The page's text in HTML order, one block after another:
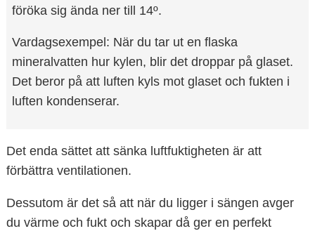
föröka sig ända ner till 14º.
Vardagsexempel: När du tar ut en flaska
mineralvatten hur kylen, blir det droppar på glaset.
Det beror på att luften kyls mot glaset och fukten i
luften kondenserar.
Det enda sättet att sänka luftfuktigheten är att
förbättra ventilationen.
Dessutom är det så att när du ligger i sängen avger
du värme och fukt och skapar då ger en perfekt